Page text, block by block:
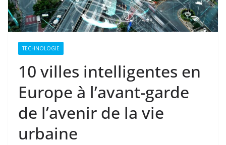
TECHNOLOGIE
10 villes intelligentes en
Europe à l’avant-garde
de l’avenir de la vie
urbaine